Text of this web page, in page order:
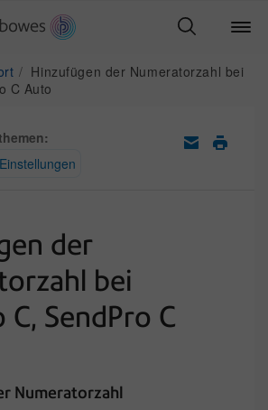
Hinzufügen der Numeratorzahl bei
C Auto
der
bei
C, SendPro C
Numeratorzahl